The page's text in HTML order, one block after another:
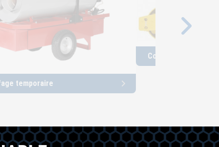
temporaire
Compacteur à